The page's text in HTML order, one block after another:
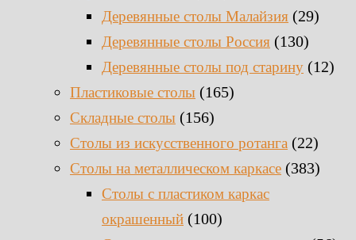
Деревянные столы Малайзия (29)
Деревянные столы Россия (130)
Деревянные столы под старину (12)
Пластиковые столы (165)
Складные столы (156)
Столы из искусственного ротанга (22)
Столы на металлическом каркасе (383)
Столы с пластиком каркас
окрашенный (100)